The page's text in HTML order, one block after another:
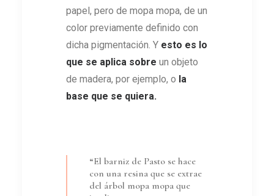
papel, pero de mopa mopa, de un
color previamente definido con
dicha pigmentación. Y esto es lo
que se aplica sobre un objeto
de madera, por ejemplo, o la
base que se quiera.
“El barniz de Pasto se hace
con una resina que se extrae
del árbol mopa mopa que